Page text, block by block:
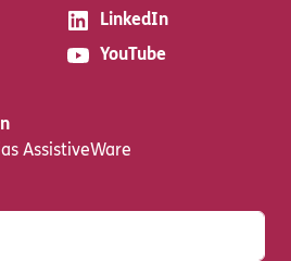
LinkedIn
YouTube
AssistiveWare